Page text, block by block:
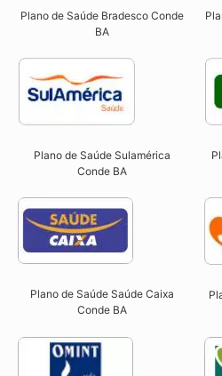
Plano de Saúde Bradesco Conde
BA
Plano de Saúde Sulamérica
Conde BA
Plano de Saúde Saúde Caixa
Conde BA​